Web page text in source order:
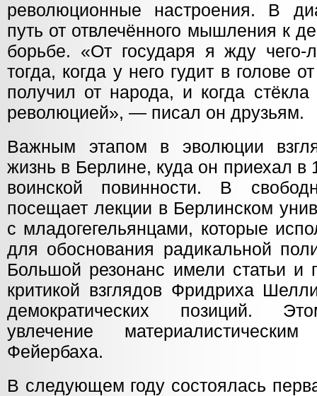
революционные настроения. В
путь от отвлечённого мышления к
борьбе. «От государя я жду чего-
тогда, когда у него гудит в голове
получил от народа, и когда
революцией», — писал он друзьям.
Важным этапом в эволюции
жизнь в Берлине, куда он приехал в
воинской повинности. В
посещает лекции в Берлинском
с младогегельянцами, которые
для обоснования радикальной
Большой резонанс имели статьи и
критикой взглядов Фридриха
демократических позиций.
увлечение
Фейербаха.
В следующем году состоялась